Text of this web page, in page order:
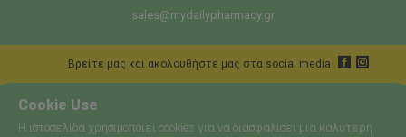
Cookie Use
Η ιστοσελίδα χρησιμοποιεί cookies για να διασφαλίσει μια καλύτερη
sales@mydailypharmacy.gr
Bρείτε μας και ακολουθήστε μας στα social media